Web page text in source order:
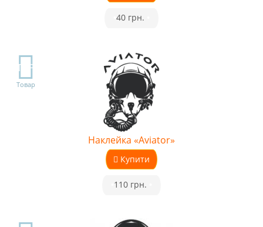
40 грн.
TOP
Товар
Наклейка «Aviator»
Купити
110 грн.